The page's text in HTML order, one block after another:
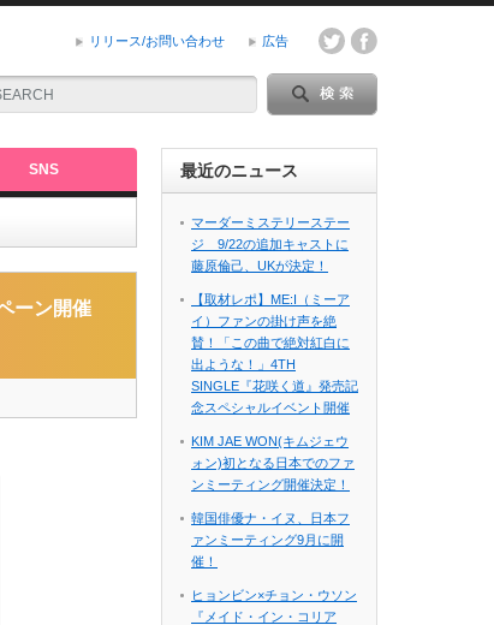
リリース/お問い合わせ 広告
SNS
ーン開催
最近のニュース
マーダーミステリーステー
ジ 9/22の追加キャストに
藤原倫己、UKが決定！
【取材レポ】ME:I（ミーア
イ）ファンの掛け声を絶
賛！「この曲で絶対紅白に
出ような！」4TH
SINGLE『花咲く道』発売記
念スペシャルイベント開催
KIM JAE WON(キムジェウ
ォン)初となる日本でのファ
ンミーティング開催決定！
韓国俳優ナ・イヌ、日本フ
ァンミーティング9月に開
催！
ヒョンビン×チョン・ウソン
『メイド・イン・コリア